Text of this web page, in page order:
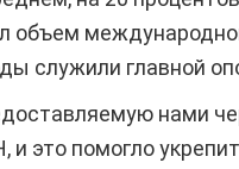
объем
служили главной
нами
и это помогло